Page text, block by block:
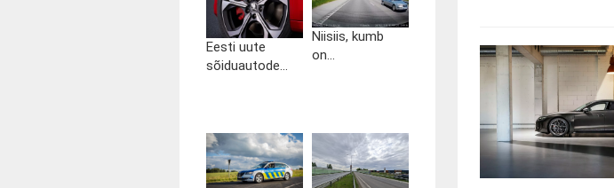
Eesti uute
sõiduautode...
Niisiis, kumb
on...